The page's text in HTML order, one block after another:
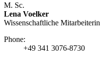
M. Sc.
Lena Voelker
Wissenschaftliche Mitarbeiterin
Phone:
+49 341 3076-8730